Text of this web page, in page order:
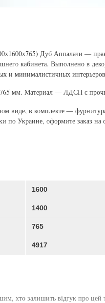
Дуб Аппалачи —
кабинета. Выполнено в
и минималистичных
мм. Материал — ЛДСП с
виде, в комплекте —
по Украине, оформите заказ на
1600
1400
765
4917
хто залишить відгук про цей